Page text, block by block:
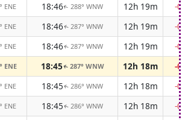
ENE 18:46↑ 288° WNW 12h 19m
-
ENE 18:46↑ 287° WNW 12h 19m
-
ENE 18:46↑ 287° WNW 12h 19m
-
ENE 18:45↑ 287° WNW 12h 18m
-
ENE 18:45↑ 286° WNW 12h 18m
-
ENE 18:45↑ 286° WNW 12h 18m
-